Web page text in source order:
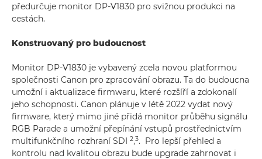
předurčuje monitor DP-V1830 pro svižnou produkci na
cestách.
Konstruovaný pro budoucnost
Monitor DP-V1830 je vybavený zcela novou platformou
společnosti Canon pro zpracování obrazu. Ta do budoucna
umožní i aktualizace firmwaru, které rozšíří a zdokonalí
jeho schopnosti. Canon plánuje v létě 2022 vydat nový
firmware, který mimo jiné přidá monitor průběhu signálu
RGB Parade a umožní přepínání vstupů prostřednictvím
multifunkčního rozhraní SDI 2,3. Pro lepší přehled a
kontrolu nad kvalitou obrazu bude upgrade zahrnovat i